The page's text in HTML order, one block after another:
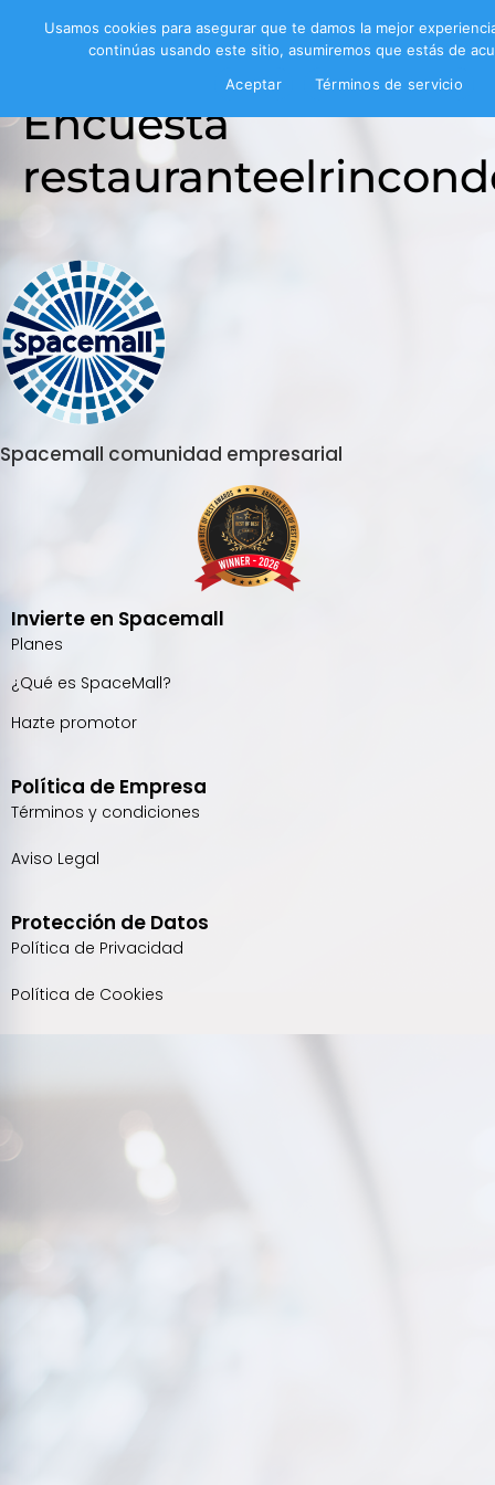
Encuesta
Spacemall comunidad empresarial
Invierte en Spacemall
Planes
¿Qué es SpaceMall?
Hazte promotor
Política de Empresa
Términos y condiciones
Aviso Legal
Protección de Datos
Política de Privacidad
Política de Cookies
Usamos cookies para asegurar que te damos la mejor
continúas usando este sitio, asumiremos que estás de
Aceptar
Términos de servicio